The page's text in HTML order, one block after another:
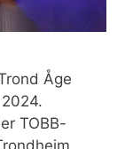
Åge
TOBB-